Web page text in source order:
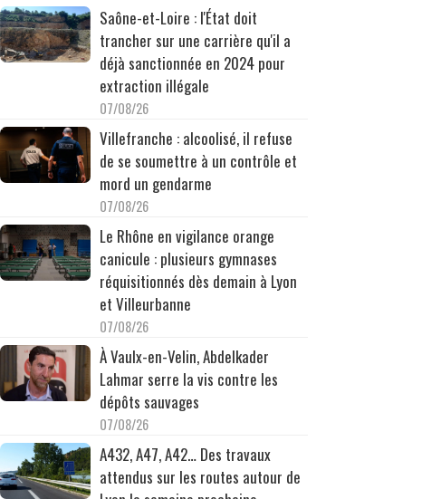
Saône-et-Loire : l'État doit
trancher sur une carrière qu'il a
déjà sanctionnée en 2024 pour
extraction illégale
07/08/26
Villefranche : alcoolisé, il refuse
de se soumettre à un contrôle et
mord un gendarme
07/08/26
Le Rhône en vigilance orange
canicule : plusieurs gymnases
réquisitionnés dès demain à Lyon
et Villeurbanne
07/08/26
À Vaulx-en-Velin, Abdelkader
Lahmar serre la vis contre les
dépôts sauvages
07/08/26
A432, A47, A42… Des travaux
attendus sur les routes autour de